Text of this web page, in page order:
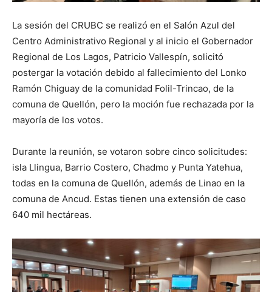
La sesión del CRUBC se realizó en el Salón Azul del
Centro Administrativo Regional y al inicio el Gobernador
Regional de Los Lagos, Patricio Vallespín, solicitó
postergar la votación debido al fallecimiento del Lonko
Ramón Chiguay de la comunidad Folil-Trincao, de la
comuna de Quellón, pero la moción fue rechazada por la
mayoría de los votos.
Durante la reunión, se votaron sobre cinco solicitudes:
isla Llingua, Barrio Costero, Chadmo y Punta Yatehua,
todas en la comuna de Quellón, además de Linao en la
comuna de Ancud. Estas tienen una extensión de caso
640 mil hectáreas.